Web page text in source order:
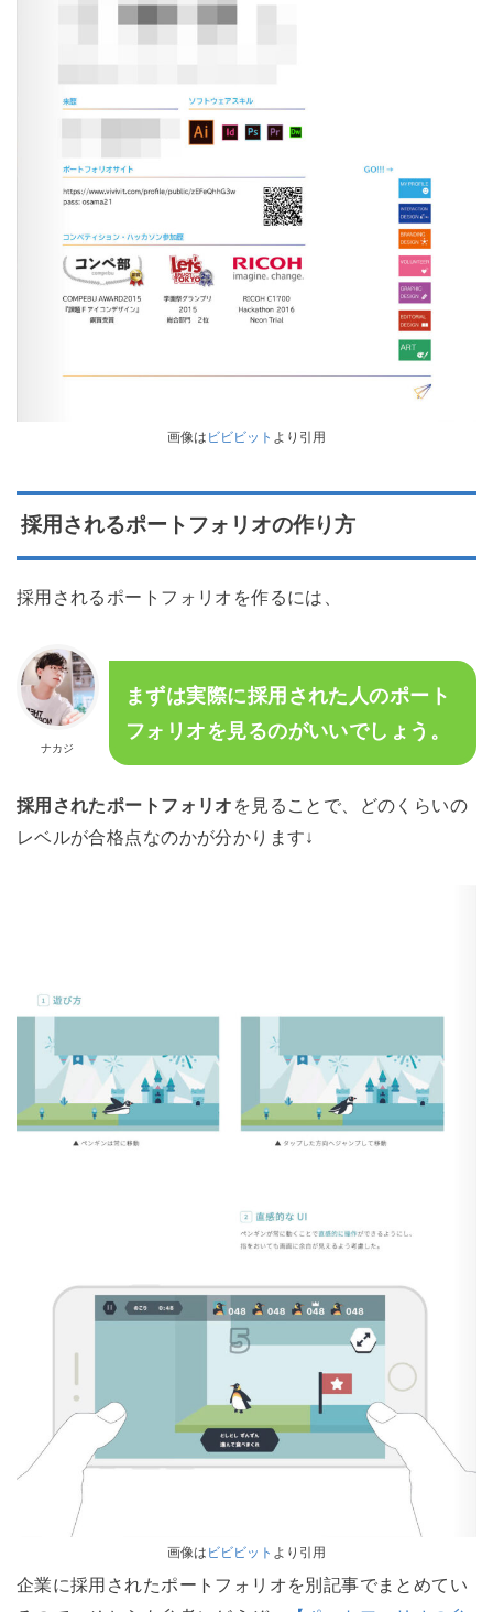
画像は ビビビット より引用
採用されるポートフォリオの作り方
採用されるポートフォリオを作るには、
ナカジ
まずは実際に採用された人のポート
フォリオを見るのがいいでしょう。
採用されたポートフォリオ を見ることで、どのくらいの
レベルが合格点なのかが分かります↓
画像は ビビビット より引用
企業に採用されたポートフォリオを別記事でまとめてい